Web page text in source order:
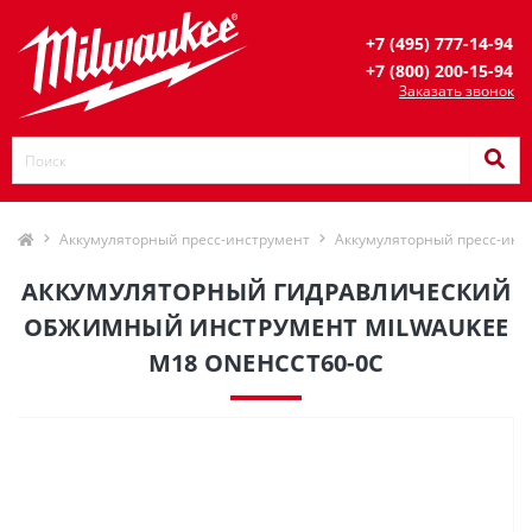
+7 (495) 777-14-94
+7 (800) 200-15-94
Заказать звонок
Аккумуляторный пресс-инструмент Аккумуляторный пресс-
АККУМУЛЯТОРНЫЙ ГИДРАВЛИЧЕСКИЙ
ОБЖИМНЫЙ ИНСТРУМЕНТ MILWAUKEE
M18 ONEHCCT60-0C